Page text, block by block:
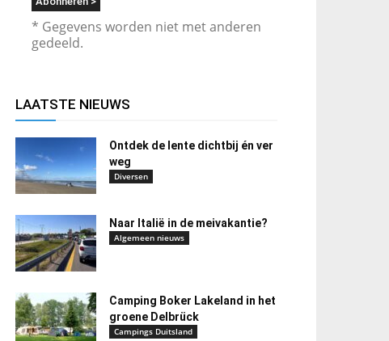
* Gegevens worden niet met anderen
gedeeld.
LAATSTE NIEUWS
Ontdek de lente dichtbij én ver
weg
Diversen
Naar Italië in de meivakantie?
Algemeen nieuws
Camping Boker Lakeland in het
groene Delbrück
Campings Duitsland